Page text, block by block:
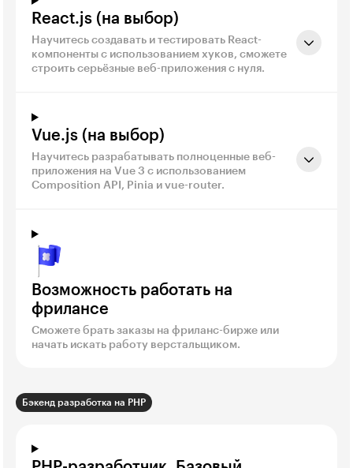
React.js (на выбор)
Научитесь создавать и тестировать React-
компоненты с использованием хуков, сможете
строить серьёзные веб-приложения с нуля.
Vue.js (на выбор)
Научитесь разрабатывать полноценные веб-
приложения на Vue 3 с использованием
Composition API, Pinia и vue-router.
Возможность работать на
фрилансе
Сможете брать заказы на фриланс-бирже или
начать искать работу верстальщиком.
Бэкенд разработка на PHP